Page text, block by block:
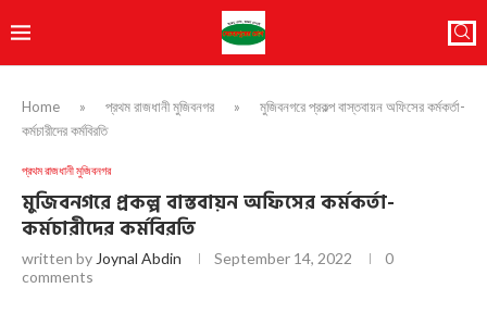
Home » প্রথম রাজধানী মুজিবনগর »
মুজিবনগরে প্রকল্প বাস্তবায়ন অফিসের কর্মকর্তা-
কর্মচারীদের কর্মবিরতি
প্রথম রাজধানী মুজিবনগর
মুজিবনগরে প্রকল্প বাস্তবায়ন অফিসের কর্মকর্তা-
কর্মচারীদের কর্মবিরতি
written by Joynal Abdin September 14, 2022
0
comments